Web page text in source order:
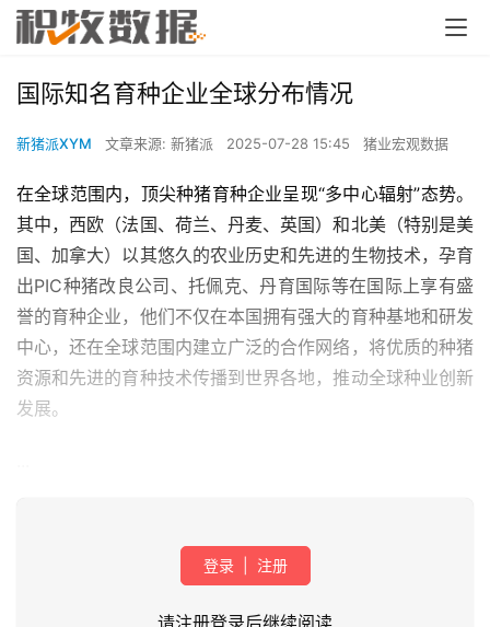
国际知名育种企业全球分布情况
新猪派XYM 文章来源: 新猪派 2025-07-28 15:45 猪业宏观数据
在全球范围内，顶尖种猪育种企业呈现“多中心辐射”态势。
其中，西欧（法国、荷兰、丹麦、英国）和北美（特别是美
国、加拿大）以其悠久的农业历史和先进的生物技术，孕育
出PIC种猪改良公司、托佩克、丹育国际等在国际上享有盛
誉的育种企业，他们不仅在本国拥有强大的育种基地和研发
中心，还在全球范围内建立广泛的合作网络，将优质的种猪
资源和先进的育种技术传播到世界各地，推动全球种业创新
发展。
登录 注册
请注册登录后继续阅读